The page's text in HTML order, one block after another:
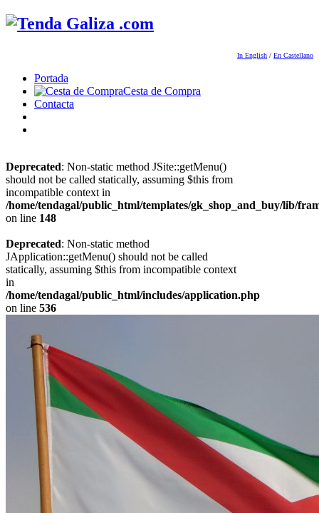
In English / En Castellano
Portada
Cesta de Compra
Contacta
Deprecated: Non-static method JSite::getMenu()
should not be called statically, assuming $this from
incompatible context in
/home/tendagal/public_html/templates/gk_shop_and_buy/lib/
on line 148
Deprecated: Non-static method
JApplication::getMenu() should not be called
statically, assuming $this from incompatible context
in
/home/tendagal/public_html/includes/application.php
on line 536